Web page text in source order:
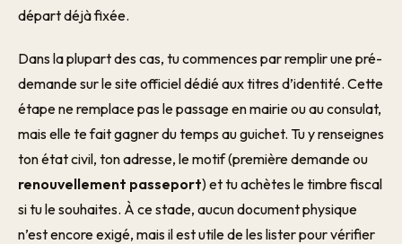
départ déjà fixée.
Dans la plupart des cas, tu commences par remplir une pré-
demande sur le site officiel dédié aux titres d’identité. Cette
étape ne remplace pas le passage en mairie ou au consulat,
mais elle te fait gagner du temps au guichet. Tu y renseignes
ton état civil, ton adresse, le motif (première demande ou
renouvellement passeport) et tu achètes le timbre fiscal
si tu le souhaites. À ce stade, aucun document physique
n’est encore exigé, mais il est utile de les lister pour vérifier